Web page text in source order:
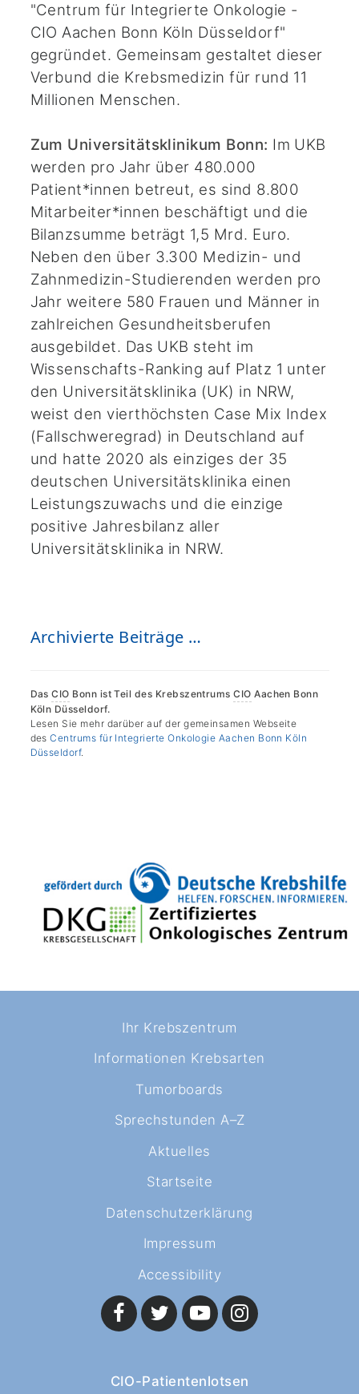
"Centrum für Integrierte Onkologie -
CIO Aachen Bonn Köln Düsseldorf"
gegründet. Gemeinsam gestaltet dieser
Verbund die Krebsmedizin für rund 11
Millionen Menschen.
Zum Universitätsklinikum Bonn: Im UKB
werden pro Jahr über 480.000
Patient*innen betreut, es sind 8.800
Mitarbeiter*innen beschäftigt und die
Bilanzsumme beträgt 1,5 Mrd. Euro.
Neben den über 3.300 Medizin- und
Zahnmedizin-Studierenden werden pro
Jahr weitere 580 Frauen und Männer in
zahlreichen Gesundheitsberufen
ausgebildet. Das UKB steht im
Wissenschafts-Ranking auf Platz 1 unter
den Universitätsklinika (UK) in NRW,
weist den vierthöchsten Case Mix Index
(Fallschweregrad) in Deutschland auf
und hatte 2020 als einziges der 35
deutschen Universitätsklinika einen
Leistungszuwachs und die einzige
positive Jahresbilanz aller
Universitätsklinika in NRW.
Archivierte Beiträge …
DasCIO Bonn ist Teil des KrebszentrumsCIO Aachen Bonn
Köln Düsseldorf.
Lesen Sie mehr darüber auf der gemeinsamen Webseite
desCentrums für Integrierte Onkologie Aachen Bonn Köln
Düsseldorf.
Ihr Krebszentrum
Informationen Krebsarten
Tumorboards
Sprechstunden A–Z
Aktuelles
Startseite
Datenschutzerklärung
Impressum
Accessibility
CIO-Patientenlotsen